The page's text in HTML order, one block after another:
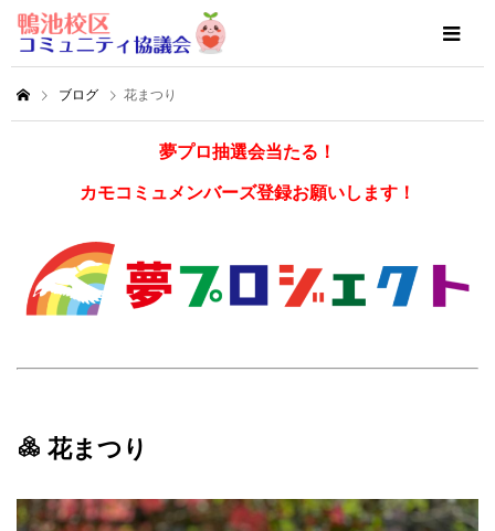
ブログ 花まつり
夢プロ抽選会当たる！
カモコミュメンバーズ登録お願いします！
花まつり